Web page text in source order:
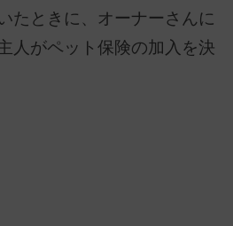
たときに、オーナーさんに
人がペット保険の加入を決